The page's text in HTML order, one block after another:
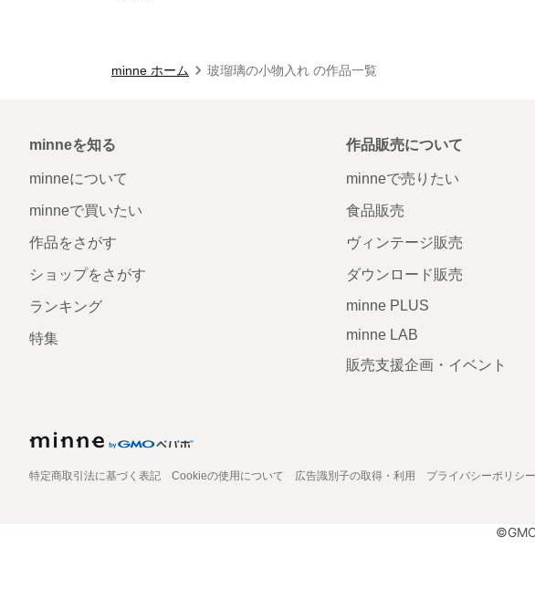
minne ホーム 玻瑠璃の小物入れ の作品一覧
minneを知る
minneについて
minneで買いたい
作品をさがす
ショップをさがす
ランキング
特集
作品販売について
minneで売りたい
食品販売
ヴィンテージ販売
ダウンロード販売
minne PLUS
minne LAB
販売支援企画・イベント
特定商取引法に基づく表記 Cookieの使用について 広告識別子の取得・利用 プライバシーポリシー